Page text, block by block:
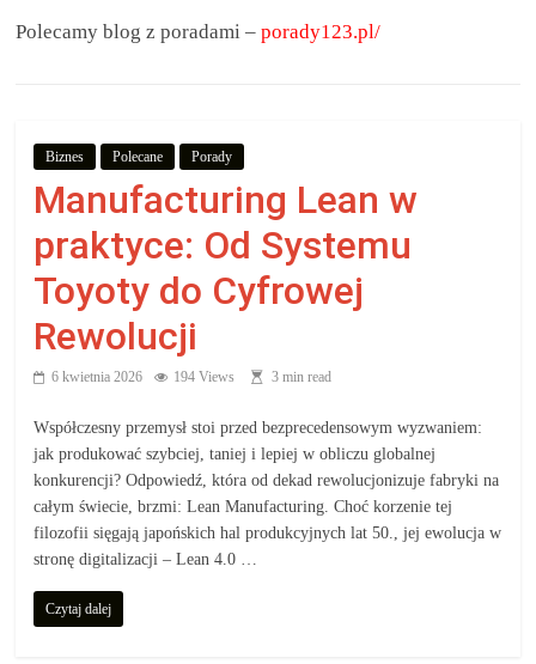
kupić,
Polecamy blog z poradami –porady123.pl/
Biznes Polecane Porady
Manufacturing Lean w
praktyce: Od Systemu
Toyoty do Cyfrowej
Rewolucji
6 kwietnia 2026 194 Views 3 min read
Współczesny przemysł stoi przed bezprecedensowym wyzwaniem:
jak produkować szybciej, taniej i lepiej w obliczu globalnej
konkurencji? Odpowiedź, która od dekad rewolucjonizuje fabryki na
całym świecie, brzmi: Lean Manufacturing. Choć korzenie tej
filozofii sięgają japońskich hal produkcyjnych lat 50., jej ewolucja w
stronę digitalizacji – Lean 4.0 …
Czytaj dalej